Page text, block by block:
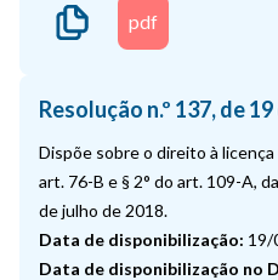
pdf
Resolução n.º 137, de
Dispõe sobre o direito à
art. 76-B e § 2° do art. 109-A,
de julho de 2018.
Data de disponibilização: 19/
Data de disponibilização no